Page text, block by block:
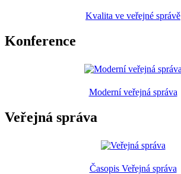
Kvalita ve veřejné správě
Konference
Moderní veřejná správa
Veřejná správa
Časopis Veřejná správa